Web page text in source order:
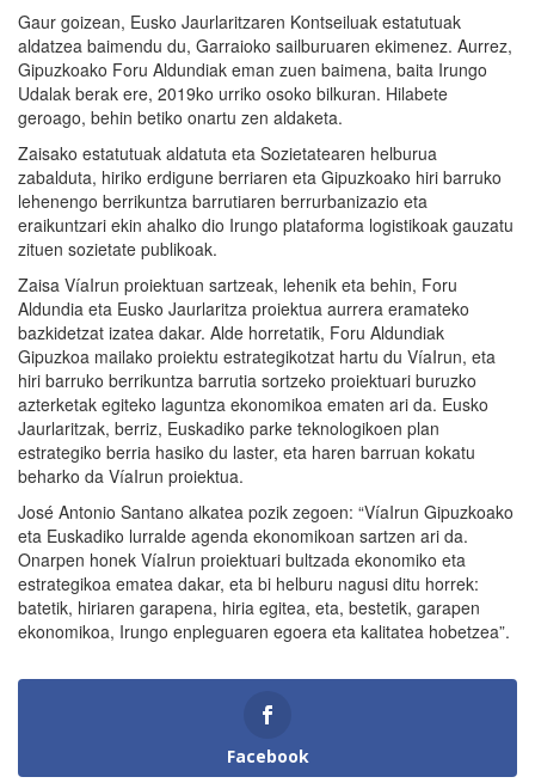
Gaur goizean, Eusko Jaurlaritzaren Kontseiluak estatutuak
aldatzea baimendu du, Garraioko sailburuaren ekimenez. Aurrez,
Gipuzkoako Foru Aldundiak eman zuen baimena, baita Irungo
Udalak berak ere, 2019ko urriko osoko bilkuran. Hilabete
geroago, behin betiko onartu zen aldaketa.
Zaisako estatutuak aldatuta eta Sozietatearen helburua
zabalduta, hiriko erdigune berriaren eta Gipuzkoako hiri barruko
lehenengo berrikuntza barrutiaren berrurbanizazio eta
eraikuntzari ekin ahalko dio Irungo plataforma logistikoak gauzatu
zituen sozietate publikoak.
Zaisa VíaIrun proiektuan sartzeak, lehenik eta behin, Foru
Aldundia eta Eusko Jaurlaritza proiektua aurrera eramateko
bazkidetzat izatea dakar. Alde horretatik, Foru Aldundiak
Gipuzkoa mailako proiektu estrategikotzat hartu du VíaIrun, eta
hiri barruko berrikuntza barrutia sortzeko proiektuari buruzko
azterketak egiteko laguntza ekonomikoa ematen ari da. Eusko
Jaurlaritzak, berriz, Euskadiko parke teknologikoen plan
estrategiko berria hasiko du laster, eta haren barruan kokatu
beharko da VíaIrun proiektua.
José Antonio Santano alkatea pozik zegoen: “VíaIrun Gipuzkoako
eta Euskadiko lurralde agenda ekonomikoan sartzen ari da.
Onarpen honek VíaIrun proiektuari bultzada ekonomiko eta
estrategikoa ematea dakar, eta bi helburu nagusi ditu horrek:
batetik, hiriaren garapena, hiria egitea, eta, bestetik, garapen
ekonomikoa, Irungo enpleguaren egoera eta kalitatea hobetzea”.
Facebook